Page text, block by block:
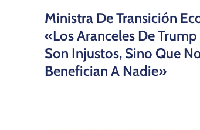
Ministra De Transición
«Los Aranceles De
Son Injustos, Sino Que
Benefician A Nadie»